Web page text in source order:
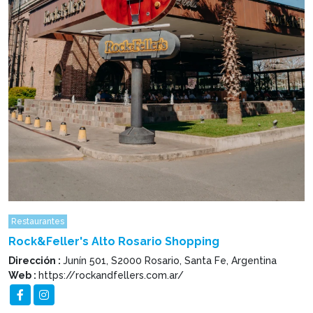
Restaurantes
Rock&Feller's Alto Rosario Shopping
Dirección : Junín 501, S2000 Rosario, Santa Fe, Argentina
Web : https://rockandfellers.com.ar/